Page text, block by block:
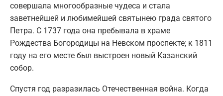
совершала многообразные чудеса и стала
заветнейшей и любимейшей святынею града святого
Петра. С 1737 года она пребывала в храме
Рождества Богородицы на Невском проспекте; к 1811
году на его месте был выстроен новый Казанский
собор.
Спустя год разразилась Отечественная война. Когда